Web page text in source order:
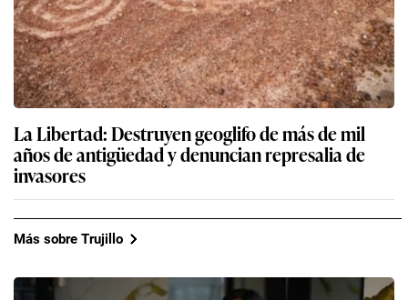
La Libertad: Destruyen geoglifo de más de mil
años de antigüedad y denuncian represalia de
invasores
Más sobre Trujillo